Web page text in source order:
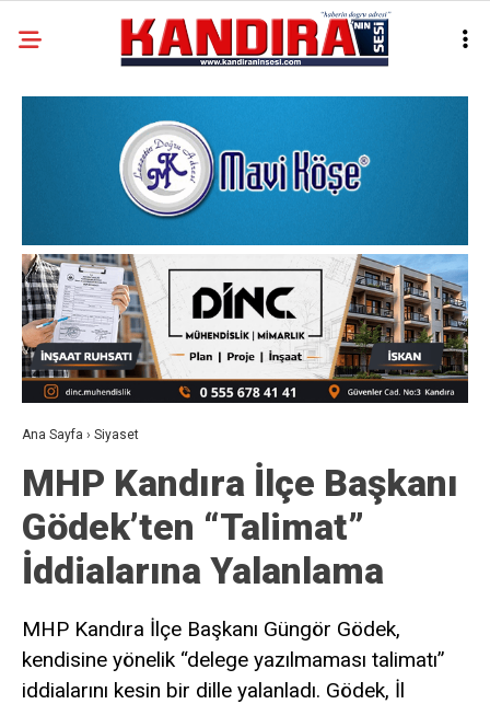
Ana Sayfa › Siyaset
MHP Kandıra İlçe Başkanı
Gödek’ten “Talimat”
İddialarına Yalanlama
MHP Kandıra İlçe Başkanı Güngör Gödek,
kendisine yönelik “delege yazılmaması talimatı”
iddialarını kesin bir dille yalanladı. Gödek, İl